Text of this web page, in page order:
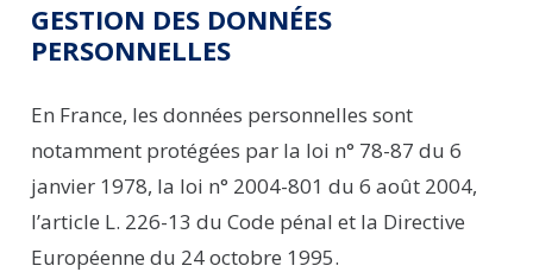
GESTION DES DONNÉES
PERSONNELLES
En France, les données personnelles sont
notamment protégées par la loi n° 78-87 du 6
janvier 1978, la loi n° 2004-801 du 6 août 2004,
l’article L. 226-13 du Code pénal et la Directive
Européenne du 24 octobre 1995.